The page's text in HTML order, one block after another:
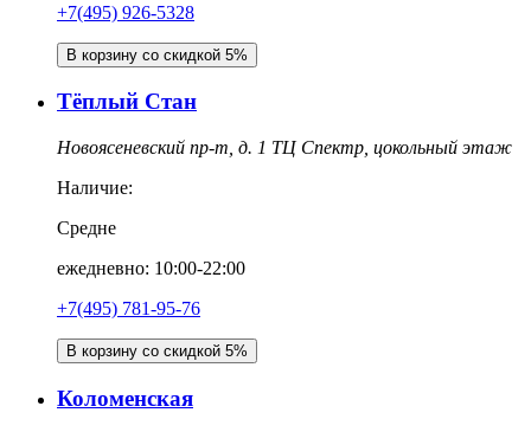
+7(495) 926-5328
В корзину со скидкой 5%
Тёплый Стан
Новоясеневский пр-т, д. 1 ТЦ Спектр, цокольный этаж
Наличие:
Средне
ежедневно: 10:00-22:00
+7(495) 781-95-76
В корзину со скидкой 5%
Коломенская